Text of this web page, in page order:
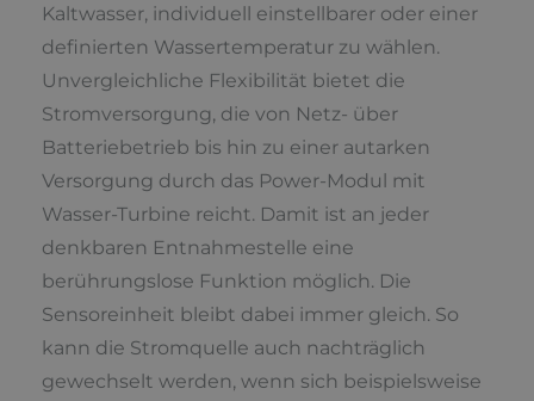
Kaltwasser, individuell einstellbarer oder einer
definierten Wassertemperatur zu wählen.
Unvergleichliche Flexibilität bietet die
Stromversorgung, die von Netz- über
Batteriebetrieb bis hin zu einer autarken
Versorgung durch das Power-Modul mit
Wasser-Turbine reicht. Damit ist an jeder
denkbaren Entnahmestelle eine
berührungslose Funktion möglich. Die
Sensoreinheit bleibt dabei immer gleich. So
kann die Stromquelle auch nachträglich
gewechselt werden, wenn sich beispielsweise